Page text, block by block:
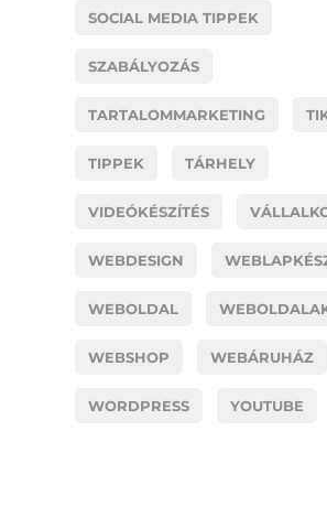
SOCIAL MEDIA TIPPEK
SZABÁLYOZÁS
TARTALOMMARKETING
TIPPEK TÁRHELY
VIDEÓKÉSZÍTÉS
WEBDESIGN
WEBOLDAL
WEBSHOP WEBÁRUHÁZ
WORDPRESS YOUTUBE